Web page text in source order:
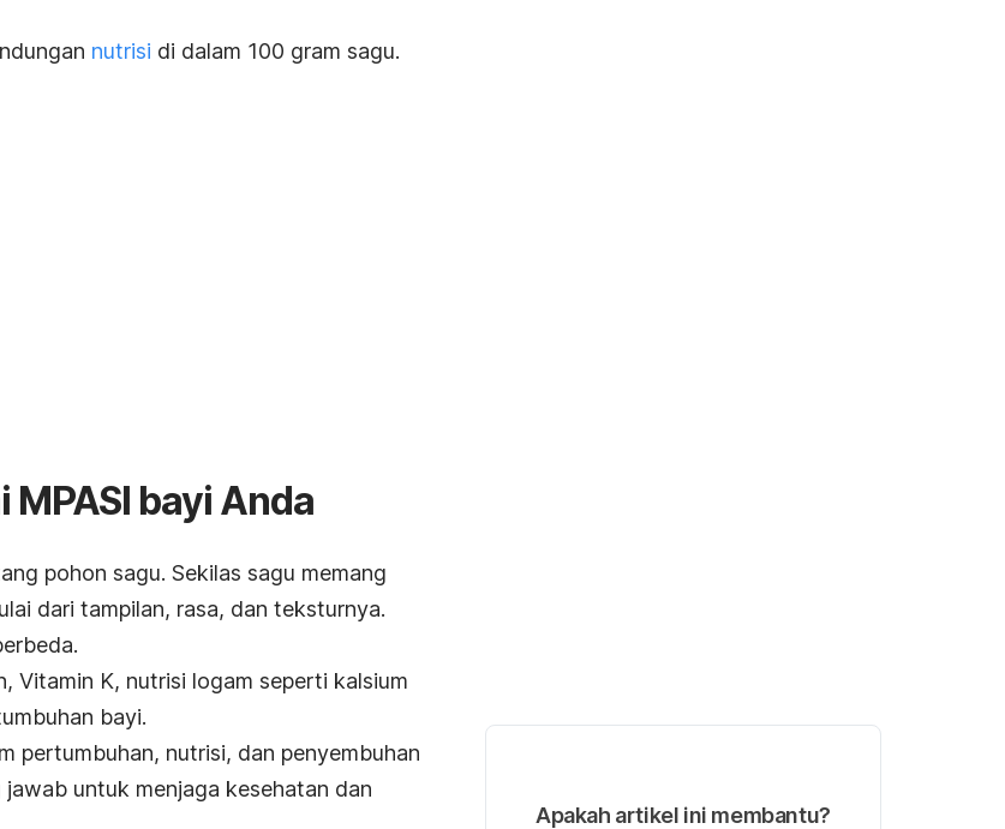
nutrisi di dalam 100 gram sagu.
bayi Anda
pohon sagu. Sekilas sagu memang
dari tampilan, rasa, dan teksturnya.
Vitamin K, nutrisi logam seperti kalsium
bayi.
pertumbuhan, nutrisi, dan penyembuhan
untuk menjaga kesehatan dan
Apakah artikel ini membantu?